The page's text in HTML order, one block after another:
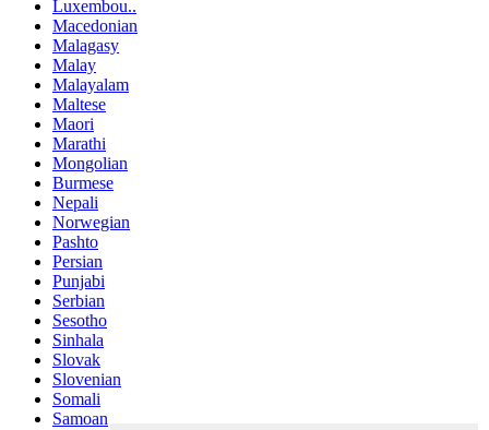
Luxembou..
Macedonian
Malagasy
Malay
Malayalam
Maltese
Maori
Marathi
Mongolian
Burmese
Nepali
Norwegian
Pashto
Persian
Punjabi
Serbian
Sesotho
Sinhala
Slovak
Slovenian
Somali
Samoan